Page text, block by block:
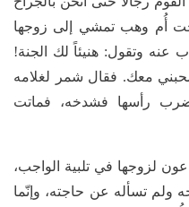
أُم وهب تمشي إلى زوجها
وتقول: هنيئاً لك الجنة!
معك. فقال شمر لغلامه
رأسها فشدخه، فماتت
لزوجها في تلبية الواجب،
ولم تسأله عن حاجته، وإنّما